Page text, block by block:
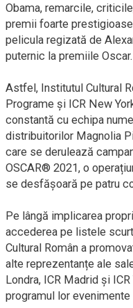
Obama, remarcile,
premii foarte
pelicula regizată de
puternic la premiile Oscar.
Astfel, Institutul Cultural
Programe și ICR New
constantă cu echipa
distribuitorilor Magnolia
care se derulează
OSCAR® 2021, o
se desfășoară pe patru
Pe lângă implicarea
accederea pe listele
Cultural Român a
alte reprezentanțe ale
Londra, ICR Madrid și
programul lor